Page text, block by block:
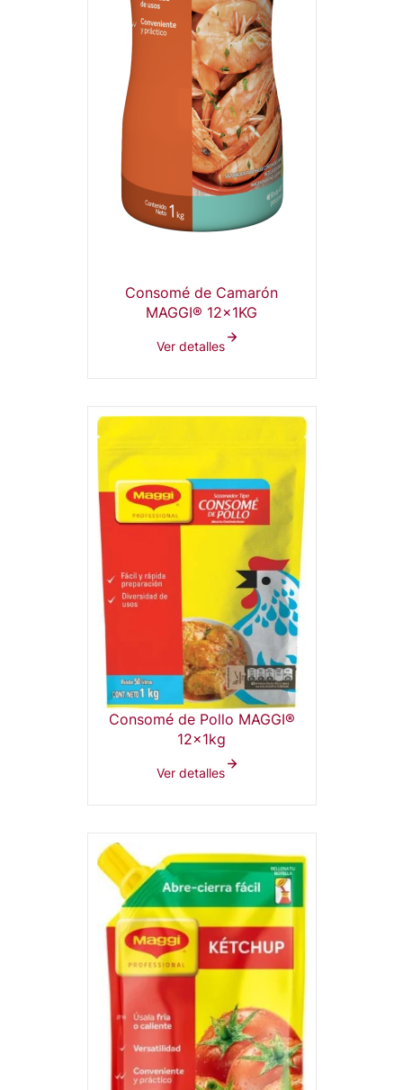
Consomé de Camarón
MAGGI® 12x1KG
Ver detalles
Consomé de Pollo MAGGI®
12x1kg
Ver detalles